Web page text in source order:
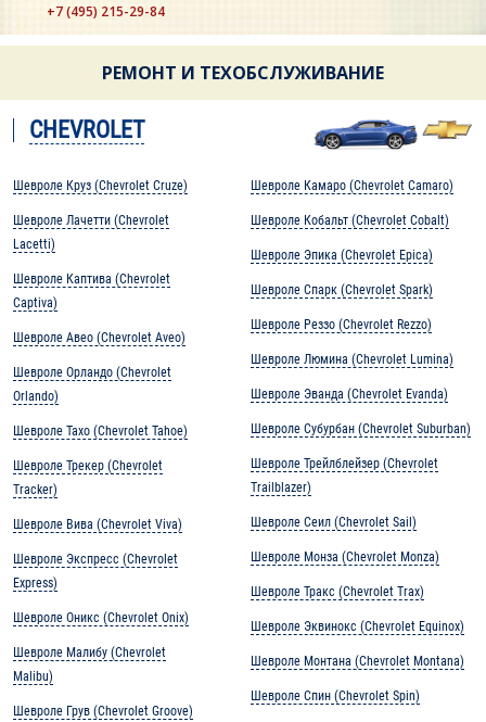
+7 (495) 215-29-84
РЕМОНТ И ТЕХОБСЛУЖИВАНИЕ
CHEVROLET
Шевроле Круз (Chevrolet Cruze)
Шевроле Лачетти (Chevrolet
Lacetti)
Шевроле Каптива (Chevrolet
Captiva)
Шевроле Авео (Chevrolet Aveo)
Шевроле Орландо (Chevrolet
Orlando)
Шевроле Тахо (Chevrolet Tahoe)
Шевроле Трекер (Chevrolet
Tracker)
Шевроле Вива (Chevrolet Viva)
Шевроле Экспресс (Chevrolet
Express)
Шевроле Оникс (Chevrolet Onix)
Шевроле Малибу (Chevrolet
Malibu)
Шевроле Грув (Chevrolet Groove)
Шевроле Камаро (Chevrolet Camaro)
Шевроле Кобальт (Chevrolet Cobalt)
Шевроле Эпика (Chevrolet Epica)
Шевроле Спарк (Chevrolet Spark)
Шевроле Реззо (Chevrolet Rezzo)
Шевроле Люмина (Chevrolet Lumina)
Шевроле Эванда (Chevrolet Evanda)
Шевроле Субурбан (Chevrolet Suburban)
Шевроле Трейлблейзер (Chevrolet
Trailblazer)
Шевроле Сеил (Chevrolet Sail)
Шевроле Монза (Chevrolet Monza)
Шевроле Тракс (Chevrolet Trax)
Шевроле Эквинокс (Chevrolet Equinox)
Шевроле Монтана (Chevrolet Montana)
Шевроле Спин (Chevrolet Spin)